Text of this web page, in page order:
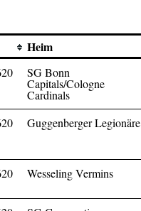
Heim
SG Bonn
Capitals/Cologne
Cardinals
Guggenberger Legionäre
Wesseling Vermins